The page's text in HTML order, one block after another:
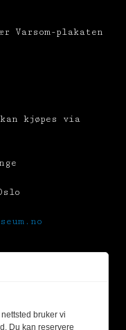
Varsom-plakaten
kjøpes via
bruker vi
Du kan reservere